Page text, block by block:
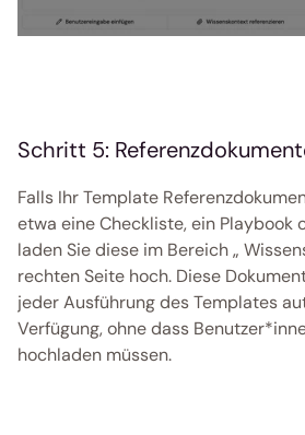
Schritt 5:
Falls Ihr Template
etwa eine Checkliste, ein Playbook
laden Sie diese im Bereich „
rechten Seite hoch. Diese
jeder Ausführung des Templates
Verfügung, ohne dass
hochladen müssen.